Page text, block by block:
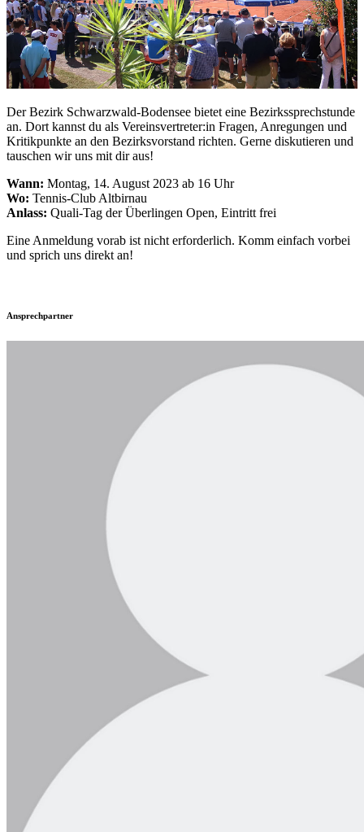
Der Bezirk Schwarzwald-Bodensee bietet eine Bezirkssprechstunde
an. Dort kannst du als Vereinsvertreter:in Fragen, Anregungen und
Kritikpunkte an den Bezirksvorstand richten. Gerne diskutieren und
tauschen wir uns mit dir aus!
Wann: Montag, 14. August 2023 ab 16 Uhr
Wo: Tennis-Club Altbirnau
Anlass: Quali-Tag der Überlingen Open, Eintritt frei
Eine Anmeldung vorab ist nicht erforderlich. Komm einfach vorbei
und sprich uns direkt an!
Ansprechpartner